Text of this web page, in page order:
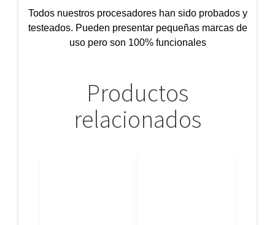
Todos nuestros procesadores han sido probados y
testeados. Pueden presentar pequeñas marcas de
uso pero son 100% funcionales
Productos
relacionados